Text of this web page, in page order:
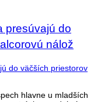
presúvajú do
nálož
hlavne u mladších